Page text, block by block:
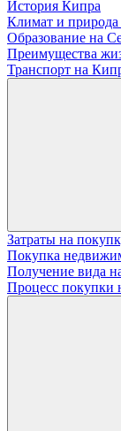
История Кипра
Климат и
Образование на
Преимущества
Транспорт на
Затраты на
Покупка
Получение вида
Процесс покупки